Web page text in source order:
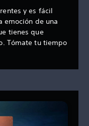
y es fácil
emoción de una
tienes que
Tómate tu tiempo